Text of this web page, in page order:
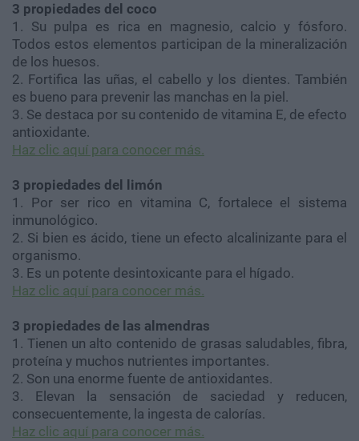
3 propiedades del coco
1. Su pulpa es rica en magnesio, calcio y fósforo.
Todos estos elementos participan de la mineralización
de los huesos.
2. Fortifica las uñas, el cabello y los dientes. También
es bueno para prevenir las manchas en la piel.
3. Se destaca por su contenido de vitamina E, de efecto
antioxidante.
Haz clic aquí para conocer más.
3 propiedades del limón
1. Por ser rico en vitamina C, fortalece el sistema
inmunológico.
2. Si bien es ácido, tiene un efecto alcalinizante para el
organismo.
3. Es un potente desintoxicante para el hígado.
Haz clic aquí para conocer más.
3 propiedades de las almendras
1. Tienen un alto contenido de grasas saludables, fibra,
proteína y muchos nutrientes importantes.
2. Son una enorme fuente de antioxidantes.
3. Elevan la sensación de saciedad y reducen,
consecuentemente, la ingesta de calorías.
Haz clic aquí para conocer más.